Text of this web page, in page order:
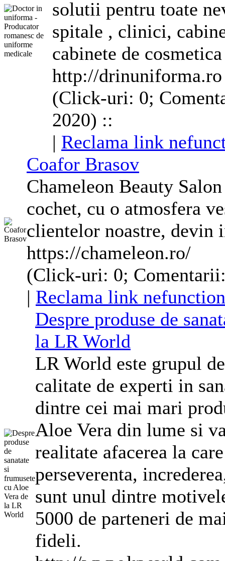
solutii pentru toate
spitale , clinici,
cabinete de cosmetica
http://drinuniforma.ro
(Click-uri: 0;
2020) ::
| Reclama link
Coafor Brasov
Chameleon Beauty
cochet, cu o atmosfera
clientelor noastre, devin
https://chameleon.ro/
(Click-uri: 0;
| Reclama link
Despre produse de
la LR World
LR World este grupul
calitate de experti in
dintre cei mai mari
Aloe Vera din lume si
realitate afacerea la
perseverenta,
sunt unul dintre
5000 de parteneri de
fideli.